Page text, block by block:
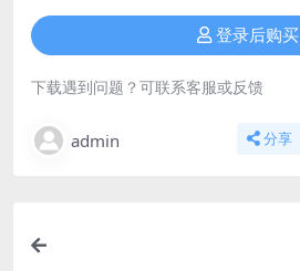
登录后购买
下载遇到问题？可联系客服或反馈
admin 分享